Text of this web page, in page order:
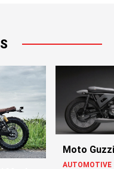
Moto
AUTOMOTIVE